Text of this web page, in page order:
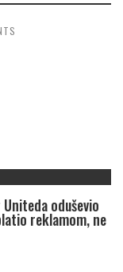
oduševio
reklamom, ne